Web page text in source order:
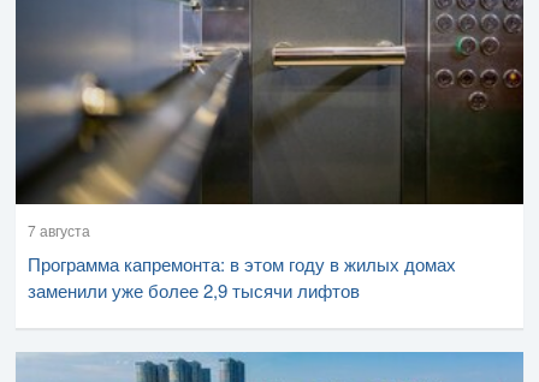
7 августа
Программа капремонта: в этом году в жилых домах
заменили уже более 2,9 тысячи лифтов